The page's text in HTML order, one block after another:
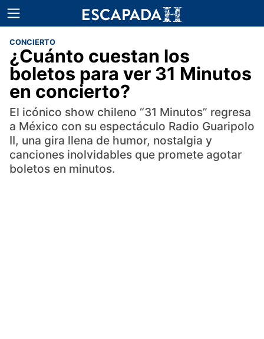
CONCIERTO
¿Cuánto cuestan los
boletos para ver 31 Minutos
en concierto?
El icónico show chileno “31 Minutos” regresa
a México con su espectáculo Radio Guaripolo
II, una gira llena de humor, nostalgia y
canciones inolvidables que promete agotar
boletos en minutos.